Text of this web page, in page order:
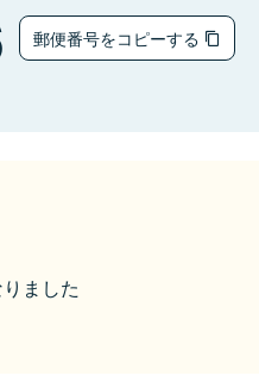
郵便番号をコピーする
ました